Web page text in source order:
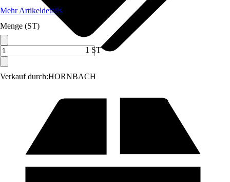
Verkauf durch:HORNBACH
Mehr Artikeldetails
Menge (ST)
1 ST